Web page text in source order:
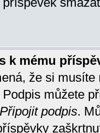
k mému
že si
Podpis můžete
Připojit podpis.